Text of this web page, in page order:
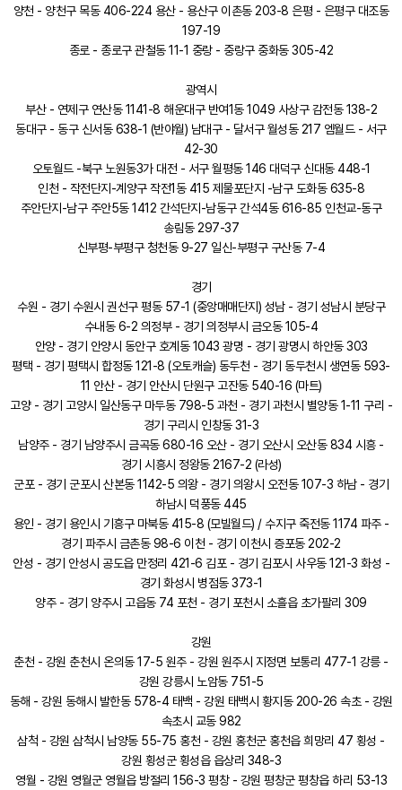
양천 - 양천구 목동 406-224 용산 - 용산구 이촌동 203-8 은평 - 은평구 대조동
197-19
종로 - 종로구 관철동 11-1 중랑 - 중랑구 중화동 305-42
광역시
부산 - 연제구 연산동 1141-8 해운대구 반여1동 1049 사상구 감전동 138-2
동대구 - 동구 신서동 638-1 (반야월) 남대구 - 달서구 월성동 217 엠월드 - 서구
42-30
오토월드 -북구 노원동3가 대전 - 서구 월평동 146 대덕구 신대동 448-1
인천 - 작전단지-계양구 작전1동 415 제물포단지 -남구 도화동 635-8
주안단지-남구 주안5동 1412 간석단지-남동구 간석4동 616-85 인천교-동구
송림동 297-37
신부평-부평구 청천동 9-27 일신-부평구 구산동 7-4
경기
수원 - 경기 수원시 권선구 평동 57-1 (중앙매매단지) 성남 - 경기 성남시 분당구
수내동 6-2 의정부 - 경기 의정부시 금오동 105-4
안양 - 경기 안양시 동안구 호계동 1043 광명 - 경기 광명시 하안동 303
평택 - 경기 평택시 합정동 121-8 (오토캐슬) 동두천 - 경기 동두천시 생연동 593-
11 안산 - 경기 안산시 단원구 고잔동 540-16 (마트)
고양 - 경기 고양시 일산동구 마두동 798-5 과천 - 경기 과천시 별양동 1-11 구리 -
경기 구리시 인창동 31-3
남양주 - 경기 남양주시 금곡동 680-16 오산 - 경기 오산시 오산동 834 시흥 -
경기 시흥시 정왕동 2167-2 (라성)
군포 - 경기 군포시 산본동 1142-5 의왕 - 경기 의왕시 오전동 107-3 하남 - 경기
하남시 덕풍동 445
용인 - 경기 용인시 기흥구 마북동 415-8 (모빌월드) / 수지구 죽전동 1174 파주 -
경기 파주시 금촌동 98-6 이천 - 경기 이천시 증포동 202-2
안성 - 경기 안성시 공도읍 만정리 421-6 김포 - 경기 김포시 사우동 121-3 화성 -
경기 화성시 병점동 373-1
양주 - 경기 양주시 고읍동 74 포천 - 경기 포천시 소흘읍 초가팔리 309
강원
춘천 - 강원 춘천시 온의동 17-5 원주 - 강원 원주시 지정면 보통리 477-1 강릉 -
강원 강릉시 노암동 751-5
동해 - 강원 동해시 발한동 578-4 태백 - 강원 태백시 황지동 200-26 속초 - 강원
속초시 교동 982
삼척 - 강원 삼척시 남양동 55-75 홍천 - 강원 홍천군 홍천읍 희망리 47 횡성 -
강원 횡성군 횡성읍 읍상리 348-3
영월 - 강원 영월군 영월읍 방절리 156-3 평창 - 강원 평창군 평창읍 하리 53-13